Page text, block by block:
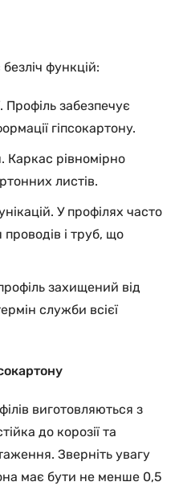
функцій:
Профіль забезпечує
гіпсокартону.
Каркас рівномірно
листів.
У профілях часто
і труб, що
захищений від
служби всієї
виготовляються з
до корозії та
Зверніть увагу
має бути не менше 0,5